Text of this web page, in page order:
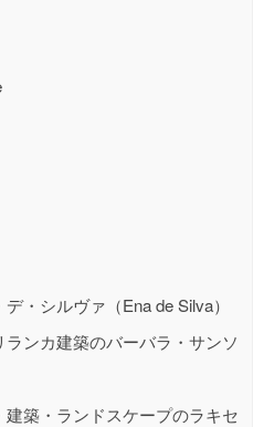
・シルヴァ（Ena de Silva）
ンカ建築のバーバラ・サンソ
築・ランドスケープのラキセ